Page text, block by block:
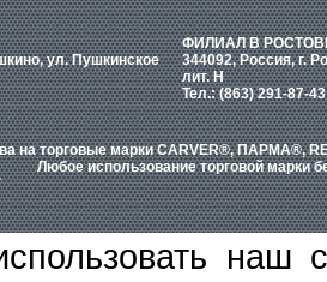
ул. Пушкинское
ФИЛИАЛ В
344092, Россия, г.
лит. Н
Тел.: (863) 291-87-43
на торговые марки CARVER®, ПАРМА®,
Любое использование торговой марки
наш